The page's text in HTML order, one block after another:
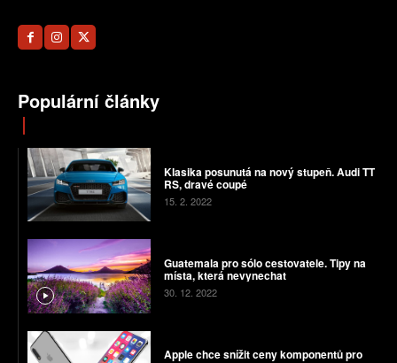
Populární články
Klasika posunutá na nový stupeň. Audi TT
RS, dravé coupé
15. 2. 2022
Guatemala pro sólo cestovatele. Tipy na
místa, která nevynechat
30. 12. 2022
Apple chce snížit ceny komponentů pro